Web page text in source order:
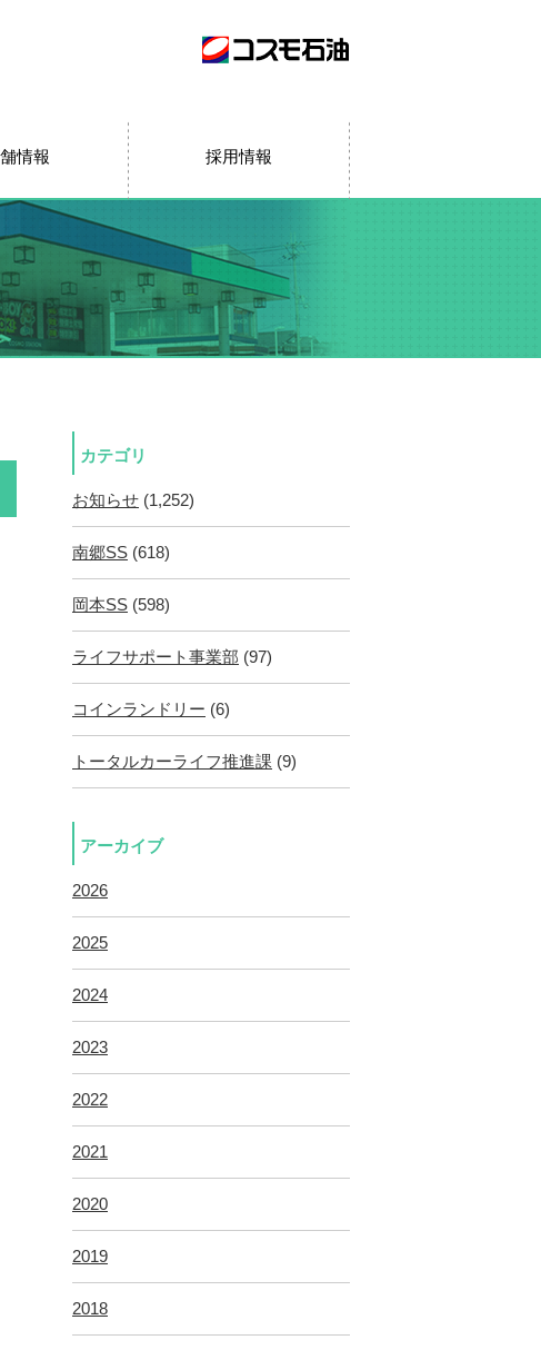
情報 採用情報
カテゴリ
お知らせ (1,252)
南郷SS (618)
岡本SS (598)
ライフサポート事業部 (97)
コインランドリー (6)
トータルカーライフ推進課 (9)
アーカイブ
2026
2025
2024
2023
2022
2021
2020
2019
2018